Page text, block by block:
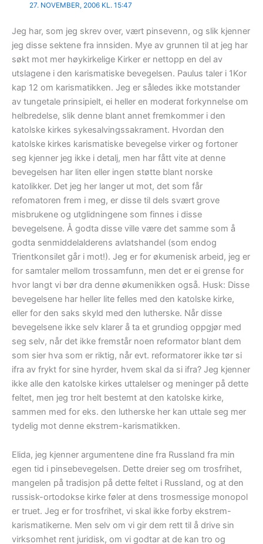
27. NOVEMBER, 2006 KL. 15:47
Jeg har, som jeg skrev over, vært pinsevenn, og slik kjenner
jeg disse sektene fra innsiden. Mye av grunnen til at jeg har
søkt mot mer høykirkelige Kirker er nettopp en del av
utslagene i den karismatiske bevegelsen. Paulus taler i 1Kor
kap 12 om karismatikken. Jeg er således ikke motstander
av tungetale prinsipielt, ei heller en moderat forkynnelse om
helbredelse, slik denne blant annet fremkommer i den
katolske kirkes sykesalvingssakrament. Hvordan den
katolske kirkes karismatiske bevegelse virker og fortoner
seg kjenner jeg ikke i detalj, men har fått vite at denne
bevegelsen har liten eller ingen støtte blant norske
katolikker. Det jeg her langer ut mot, det som får
refomatoren frem i meg, er disse til dels svært grove
misbrukene og utglidningene som finnes i disse
bevegelsene. Å godta disse ville være det samme som å
godta senmiddelalderens avlatshandel (som endog
Trientkonsilet går i mot!). Jeg er for økumenisk arbeid, jeg er
for samtaler mellom trossamfunn, men det er ei grense for
hvor langt vi bør dra denne økumenikken også. Husk: Disse
bevegelsene har heller lite felles med den katolske kirke,
eller for den saks skyld med den lutherske. Når disse
bevegelsene ikke selv klarer å ta et grundiog oppgjør med
seg selv, når det ikke fremstår noen reformator blant dem
som sier hva som er riktig, når evt. reformatorer ikke tør si
ifra av frykt for sine hyrder, hvem skal da si ifra? Jeg kjenner
ikke alle den katolske kirkes uttalelser og meninger på dette
feltet, men jeg tror helt bestemt at den katolske kirke,
sammen med for eks. den lutherske her kan uttale seg mer
tydelig mot denne ekstrem-karismatikken.
Elida, jeg kjenner argumentene dine fra Russland fra min
egen tid i pinsebevegelsen. Dette dreier seg om trosfrihet,
mangelen på tradisjon på dette feltet i Russland, og at den
russisk-ortodokse kirke føler at dens trosmessige monopol
er truet. Jeg er for trosfrihet, vi skal ikke forby ekstrem-
karismatikerne. Men selv om vi gir dem rett til å drive sin
virksomhet rent juridisk, om vi godtar at de kan tro og